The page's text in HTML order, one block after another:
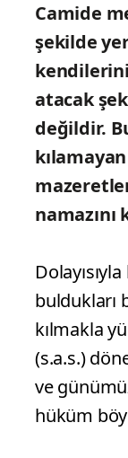
Camide
şekilde
atacak
değildir.
buldukları
kılmakla
(s.a.s.)
ve
hüküm